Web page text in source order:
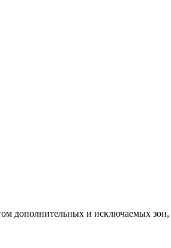
дополнительных и исключаемых